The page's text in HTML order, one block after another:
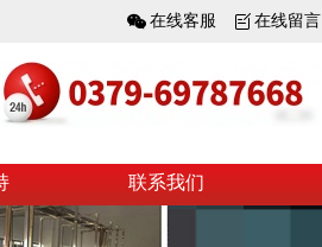
在线留言
在线客服
联系我们